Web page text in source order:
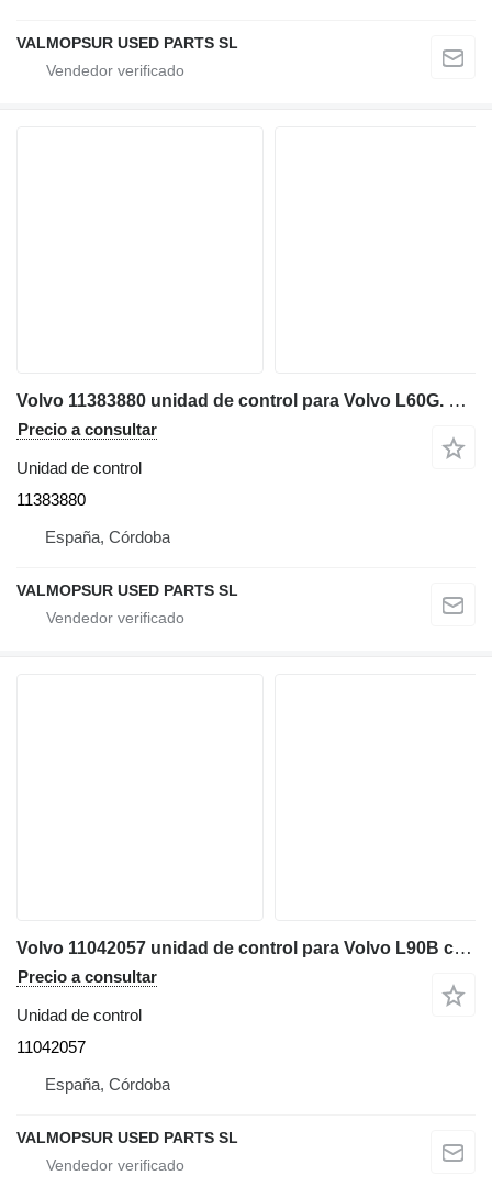
VALMOPSUR USED PARTS SL
Volvo 11383880 unidad de control para Volvo L60G. L70G. L90G. L110G. L120G. L250G. L150G. L180G. L220G cargadora de ruedas
Precio a consultar
Unidad de control
11383880
España, Córdoba
VALMOPSUR USED PARTS SL
Volvo 11042057 unidad de control para Volvo L90B cargadora de ruedas
Precio a consultar
Unidad de control
11042057
España, Córdoba
VALMOPSUR USED PARTS SL